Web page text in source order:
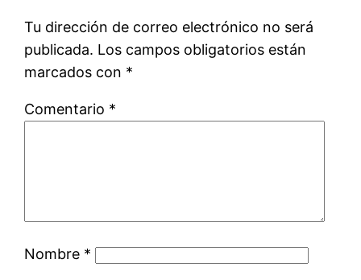
Tu dirección de correo electrónico no será
publicada. Los campos obligatorios están
marcados con *
Comentario *
Nombre *